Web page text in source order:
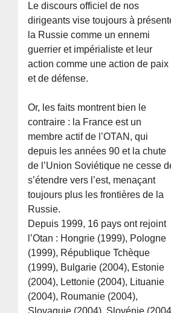
Le discours officiel de nos
dirigeants vise toujours à
la Russie comme un ennemi
guerrier et impérialiste et leur
action comme une action de paix
et de défense.
Or, les faits montrent bien le
contraire : la France est un
membre actif de l’OTAN, qui
depuis les années 90 et la chute
de l’Union Soviétique ne cesse
s’étendre vers l’est, menaçant
toujours plus les frontières de la
Russie.
Depuis 1999, 16 pays ont rejoint
l’Otan : Hongrie (1999), Pologne
(1999), République Tchèque
(1999), Bulgarie (2004), Estonie
(2004), Lettonie (2004), Lituanie
(2004), Roumanie (2004),